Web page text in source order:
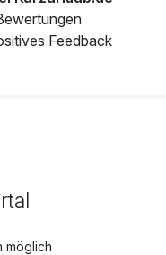
Hüpfburg und
gewaltigen
Rauschen. Spielen,
Feedback
möglich